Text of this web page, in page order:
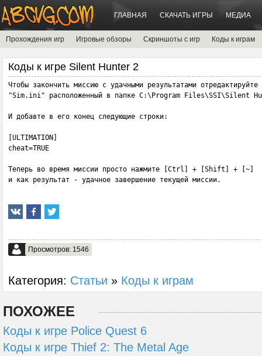
ГЛАВНАЯ СКАЧАТЬ ИГРЫ МЕДИА
Прохождения игр Игровые обзоры Скриншоты с игр Коды к играм
Коды к игре Silent Hunter 2
Чтобы закончить миссию с удачными результатами отредактируйте
"Sim.ini" расположенный в папке C:\Program Files\SSI\Silent
И добавте в его конец следующие строки:
[ULTIMATION]
cheat=TRUE
Теперь во время миссии просто нажмите [Ctrl] + [Shift] + [~]
и как результат - удачное завершение текущей миссии.
Просмотров: 1546
Категория: Статьи » Коды к играм
ПОХОЖЕЕ
Коды к игре Police Quest 6
Коды к игре Thief 2: The Metal Age